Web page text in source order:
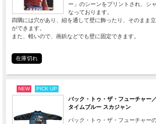
ー」のシーンをプリントされ、シ
なっております。
四隅には穴があり、紐を通して壁に飾ったり、そのまま
ができます。
また、軽いので、画鋲などでも壁に固定できます。
在庫切れ
NEW PICK UP
バック・トゥ・ザ・フューチャ
タイムブルー スカジャン
バック・トゥ・ザ・フューチャー